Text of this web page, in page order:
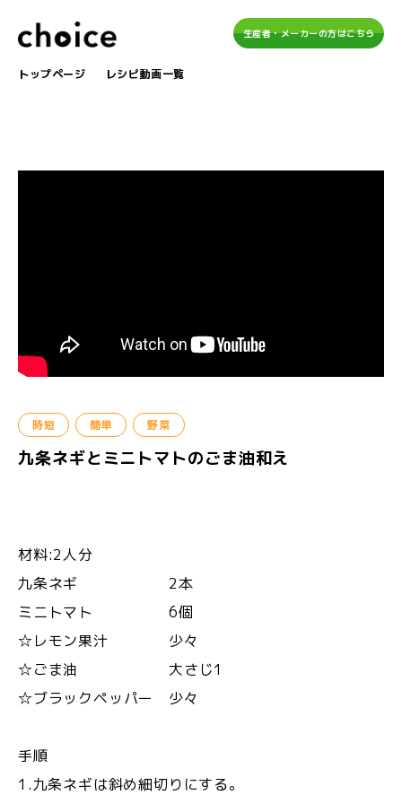
トップページ レシピ動画一覧
生産者・メーカーの方はこちら
時短 簡単 野菜
九条ネギとミニトマトのごま油和え
材料:2人分
九条ネギ 2本
ミニトマト 6個
☆レモン果汁 少々
☆ごま油 大さじ1
☆ブラックペッパー 少々
手順
1.九条ネギは斜め細切りにする。